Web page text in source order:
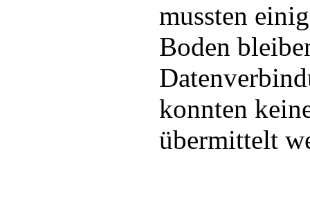
mussten
Boden
konnten
übermittelt